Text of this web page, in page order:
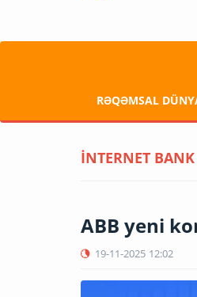
RƏQƏMSAL
İNTERNET
ABB yeni
19-11-2025 12:02